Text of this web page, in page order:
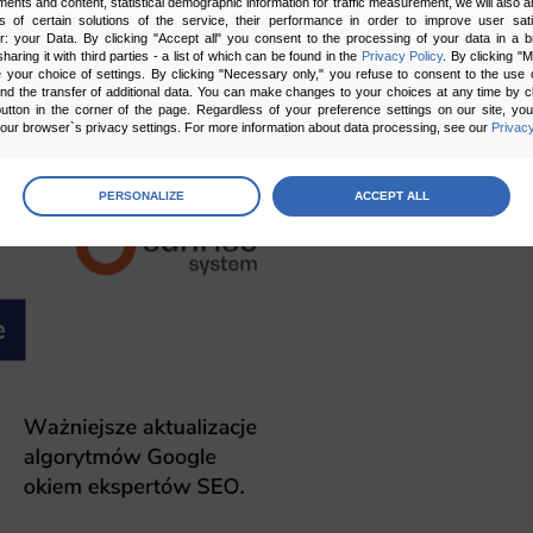
of certain solutions of the service, their performance in order to improve user
your Data. By clicking "Accept all" you consent to the processing of your data in a
it with third parties - a list of which can be found in the Privacy Policy. By clicking
your choice of settings. By clicking "Necessary only," you refuse to consent to the use
the transfer of additional data. You can make changes to your choices at any time by
in the corner of the page. Regardless of your preference settings on our site,
browser`s privacy settings. For more information about data processing, see our
preferences
and data stored on the end device contribute to the security and usability of the website by
functions such as site navigation and access to specific areas of the website. The website cannot
used to personalize your use of our website and to remember choices you make while using our
may use functional cookies to remember your language preferences or to remember your login
to use the site.
PERSONALIZE ACCEPT ALL
w Internecie. Google wyróżniać będzie treści
dowodem testu, np. realnym zdjęciem) oraz
możliwość wyboru.